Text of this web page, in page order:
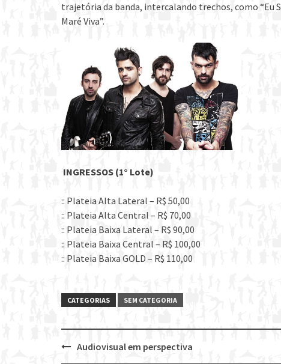
trajetória da banda, intercalando trechos, como “Eu
Maré Viva”.
INGRESSOS (1° Lote)
:: Plateia Alta Lateral – R$ 50,00
:: Plateia Alta Central – R$ 70,00
:: Plateia Baixa Lateral – R$ 90,00
:: Plateia Baixa Central – R$ 100,00
:: Plateia Baixa GOLD – R$ 110,00
CATEGORIAS SEM CATEGORIA
Audiovisual em perspectiva